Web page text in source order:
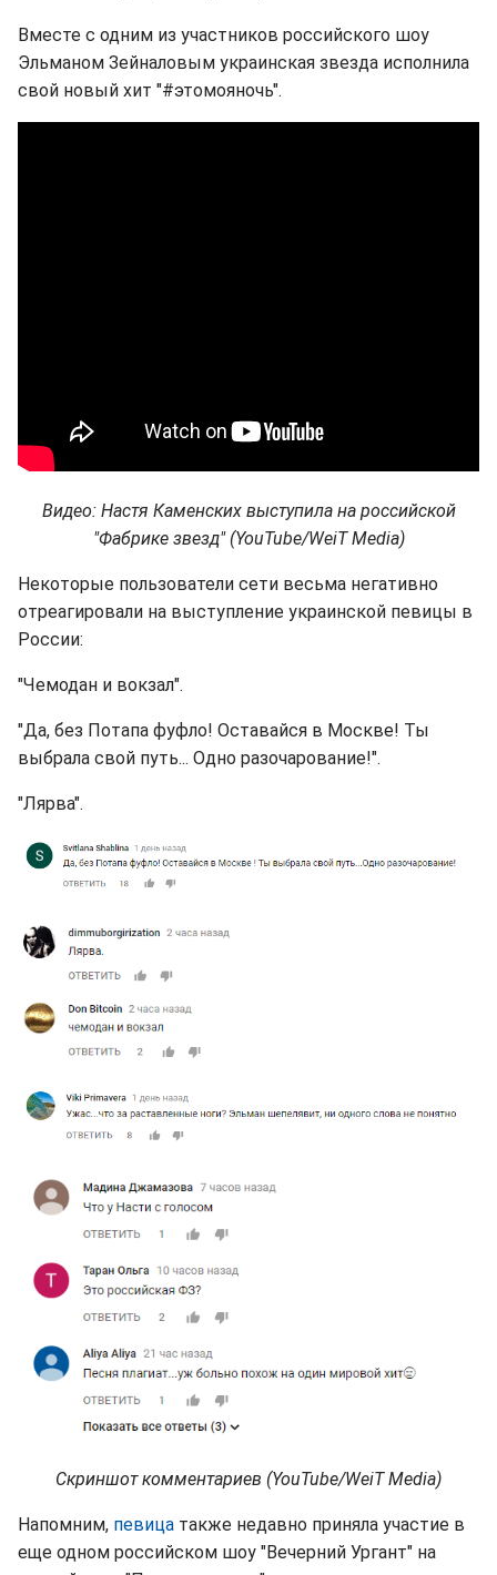
Вместе с одним из участников российского шоу
Эльманом Зейналовым украинская звезда исполнила
свой новый хит "#этомояночь".
Видео: Настя Каменских выступила на российской
"Фабрике звезд" (YouTube/WeiT Media)
Некоторые пользователи сети весьма негативно
отреагировали на выступление украинской певицы в
России:
"Чемодан и вокзал".
"Да, без Потапа фуфло! Оставайся в Москве! Ты
выбрала свой путь... Одно разочарование! ".
"Лярва".
Скриншот комментариев (YouTube/WeiT Media)
Напомним, певица также недавно приняла участие в
еще одном российском шоу "Вечерний Ургант" на